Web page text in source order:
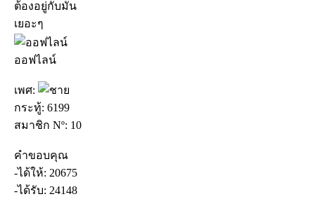
ต้องอยู่กับมัน
เยอะๆ
ออฟไลน์
เพศ:
กระทู้: 6199
สมาชิก Nº: 10
คำขอบคุณ
-ได้ให้: 20675
-ได้รับ: 24148